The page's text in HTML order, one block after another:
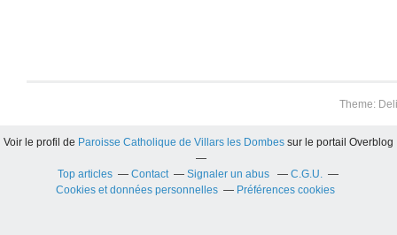
Theme:
Voir le profil de Paroisse Catholique de Villars les Dombes sur le portail Overblog
Top articles Contact Signaler un abus
C.G.U.
Cookies et données personnelles
Préférences cookies